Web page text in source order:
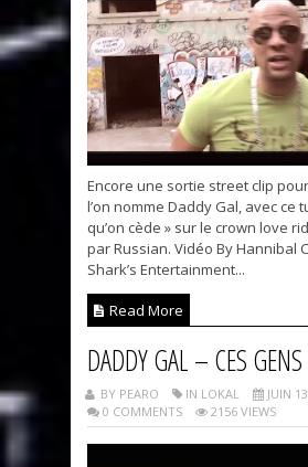
Encore une sortie street clip
l’on nomme Daddy Gal, avec ce
qu’on cède » sur le crown love
par Russian. Vidéo By Hannibal
Shark’s Entertainment...
Read More
DADDY GAL – CES
BY PEARO IN LOKAL
JUIN
0 COMMENTS
2156 VIEWS